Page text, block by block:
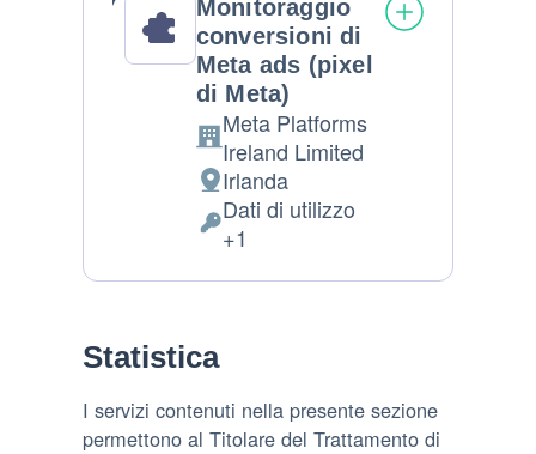
Monitoraggio
conversioni di
Meta ads (pixel
di Meta)
Azienda:
Meta Platforms
Ireland Limited
Luogo
del
trattamento:
Irlanda
Dati
Dati di utilizzo
+1
Statistica
I servizi contenuti nella presente sezione
permettono al Titolare del Trattamento di